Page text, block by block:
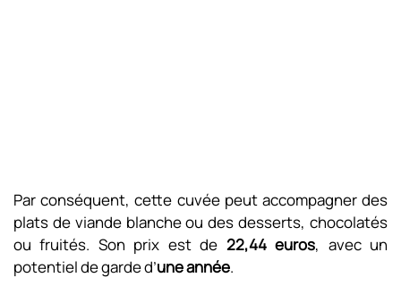
Par conséquent, cette cuvée peut accompagner des
plats de viande blanche ou des desserts, chocolatés
ou fruités. Son prix est de 22,44 euros, avec un
potentiel de garde d’une année.